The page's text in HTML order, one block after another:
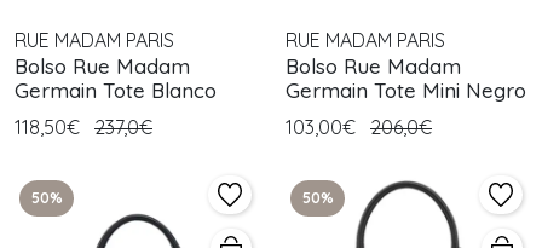
RUE MADAM PARIS
Bolso Rue Madam
Germain Tote Blanco
118,50€ 237,0€
RUE MADAM PARIS
Bolso Rue Madam
Germain Tote Mini Negro
103,00€ 206,0€
50% 50%